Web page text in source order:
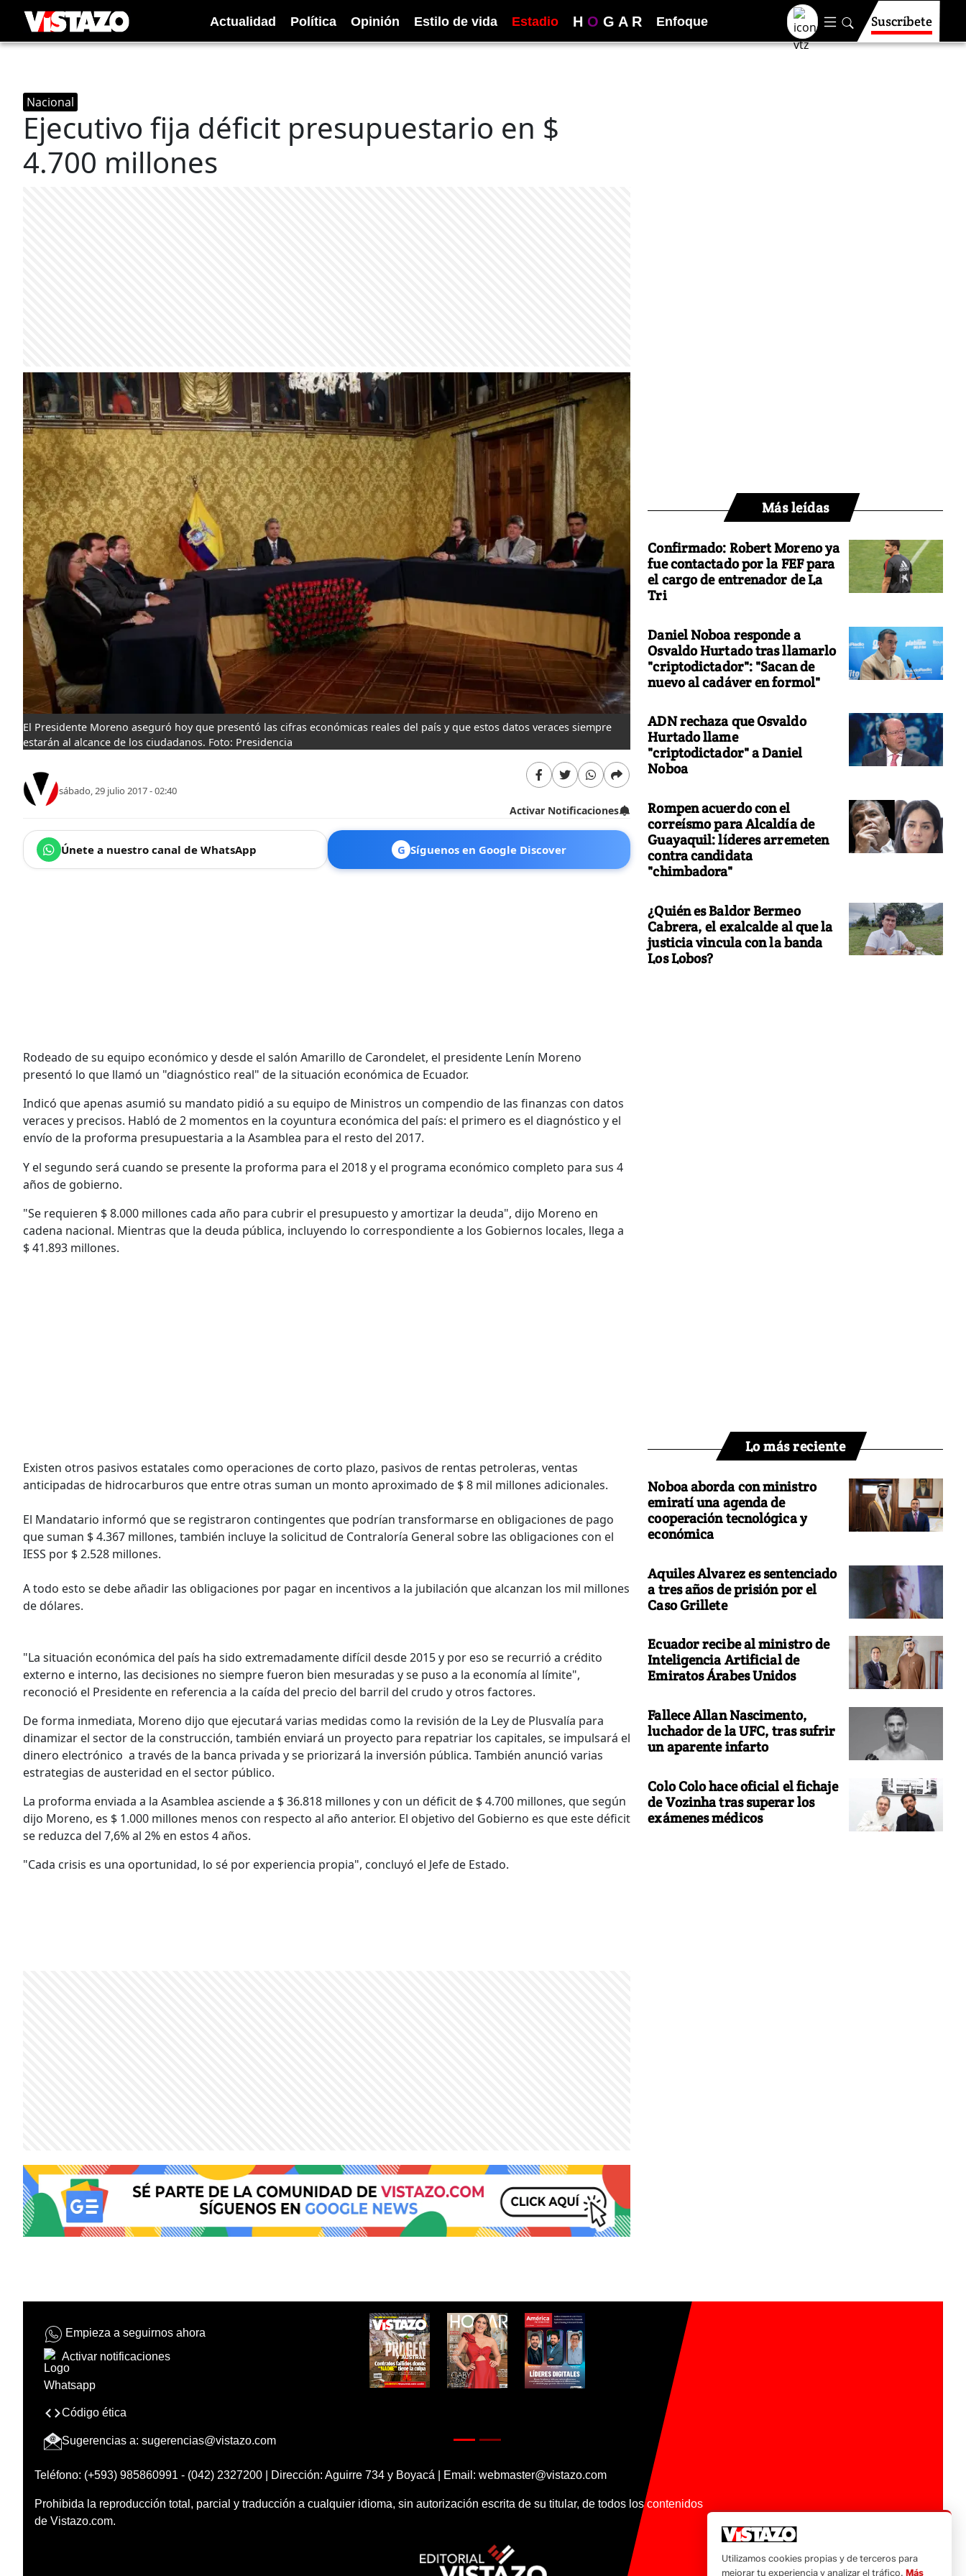
Actualidad Política Opinión Estilo de vida Estadio H O G A R Enfoque Suscríbete
Nacional
Ejecutivo fija déficit presupuestario en $
4.700 millones
El Presidente Moreno aseguró hoy que presentó las cifras económicas reales del país y que estos datos veraces siempre
estarán al alcance de los ciudadanos. Foto: Presidencia
sábado, 29 julio 2017 - 02:40
Activar Notificaciones
Únete a nuestro canal de WhatsApp G Síguenos en Google Discover
Rodeado de su equipo económico y desde el salón Amarillo de Carondelet, el presidente Lenín Moreno
presentó lo que llamó un "diagnóstico real" de la situación económica de Ecuador.
Indicó que apenas asumió su mandato pidió a su equipo de Ministros un compendio de las finanzas con datos
veraces y precisos. Habló de 2 momentos en la coyuntura económica del país: el primero es el diagnóstico y el
envío de la proforma presupuestaria a la Asamblea para el resto del 2017.
Y el segundo será cuando se presente la proforma para el 2018 y el programa económico completo para sus 4
años de gobierno.
"Se requieren $ 8.000 millones cada año para cubrir el presupuesto y amortizar la deuda", dijo Moreno en
cadena nacional. Mientras que la deuda pública, incluyendo lo correspondiente a los Gobiernos locales, llega a
$ 41.893 millones.
Existen otros pasivos estatales como operaciones de corto plazo, pasivos de rentas petroleras, ventas
anticipadas de hidrocarburos que entre otras suman un monto aproximado de $ 8 mil millones adicionales.
El Mandatario informó que se registraron contingentes que podrían transformarse en obligaciones de pago
que suman $ 4.367 millones, también incluye la solicitud de Contraloría General sobre las obligaciones con el
IESS por $ 2.528 millones.
A todo esto se debe añadir las obligaciones por pagar en incentivos a la jubilación que alcanzan los mil millones
de dólares.
"La situación económica del país ha sido extremadamente difícil desde 2015 y por eso se recurrió a crédito
externo e interno, las decisiones no siempre fueron bien mesuradas y se puso a la economía al límite",
reconoció el Presidente en referencia a la caída del precio del barril del crudo y otros factores.
De forma inmediata, Moreno dijo que ejecutará varias medidas como la revisión de la Ley de Plusvalía para
dinamizar el sector de la construcción, también enviará un proyecto para repatriar los capitales, se impulsará el
dinero electrónico a través de la banca privada y se priorizará la inversión pública. También anunció varias
estrategias de austeridad en el sector público.
La proforma enviada a la Asamblea asciende a $ 36.818 millones y con un déficit de $ 4.700 millones, que según
dijo Moreno, es $ 1.000 millones menos con respecto al año anterior. El objetivo del Gobierno es que este déficit
se reduzca del 7,6% al 2% en estos 4 años.
"Cada crisis es una oportunidad, lo sé por experiencia propia", concluyó el Jefe de Estado.
Más leídas
Confirmado: Robert Moreno ya
fue contactado por la FEF para
el cargo de entrenador de La
Tri
Daniel Noboa responde a
Osvaldo Hurtado tras llamarlo
"criptodictador": "Sacan de
nuevo al cadáver en formol"
ADN rechaza que Osvaldo
Hurtado llame
"criptodictador" a Daniel
Noboa
Rompen acuerdo con el
correísmo para Alcaldía de
Guayaquil: líderes arremeten
contra candidata
"chimbadora"
¿Quién es Baldor Bermeo
Cabrera, el exalcalde al que la
justicia vincula con la banda
Los Lobos?
Lo más reciente
Noboa aborda con ministro
emiratí una agenda de
cooperación tecnológica y
económica
Aquiles Alvarez es sentenciado
a tres años de prisión por el
Caso Grillete
Ecuador recibe al ministro de
Inteligencia Artificial de
Emiratos Árabes Unidos
Fallece Allan Nascimento,
luchador de la UFC, tras sufrir
un aparente infarto
Colo Colo hace oficial el fichaje
de Vozinha tras superar los
exámenes médicos
Empieza a seguirnos ahora
Activar notificaciones
Código ética
Sugerencias a: sugerencias@vistazo.com
Teléfono: (+593) 985860991 - (042) 2327200 | Dirección: Aguirre 734 y Boyacá | Email: webmaster@vistazo.com
Prohibida la reproducción total, parcial y traducción a cualquier idioma, sin autorización escrita de su titular, de todos los contenidos
de Vistazo.com.
Utilizamos cookies propias y de terceros para
mejorar tu experiencia y analizar el tráfico. Más